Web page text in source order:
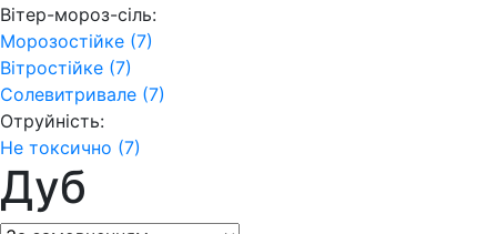
Вітер-мороз-сіль:
Морозостійке (7)
Вітростійке (7)
Солевитривале (7)
Отруйність:
Не токсично (7)
Дуб